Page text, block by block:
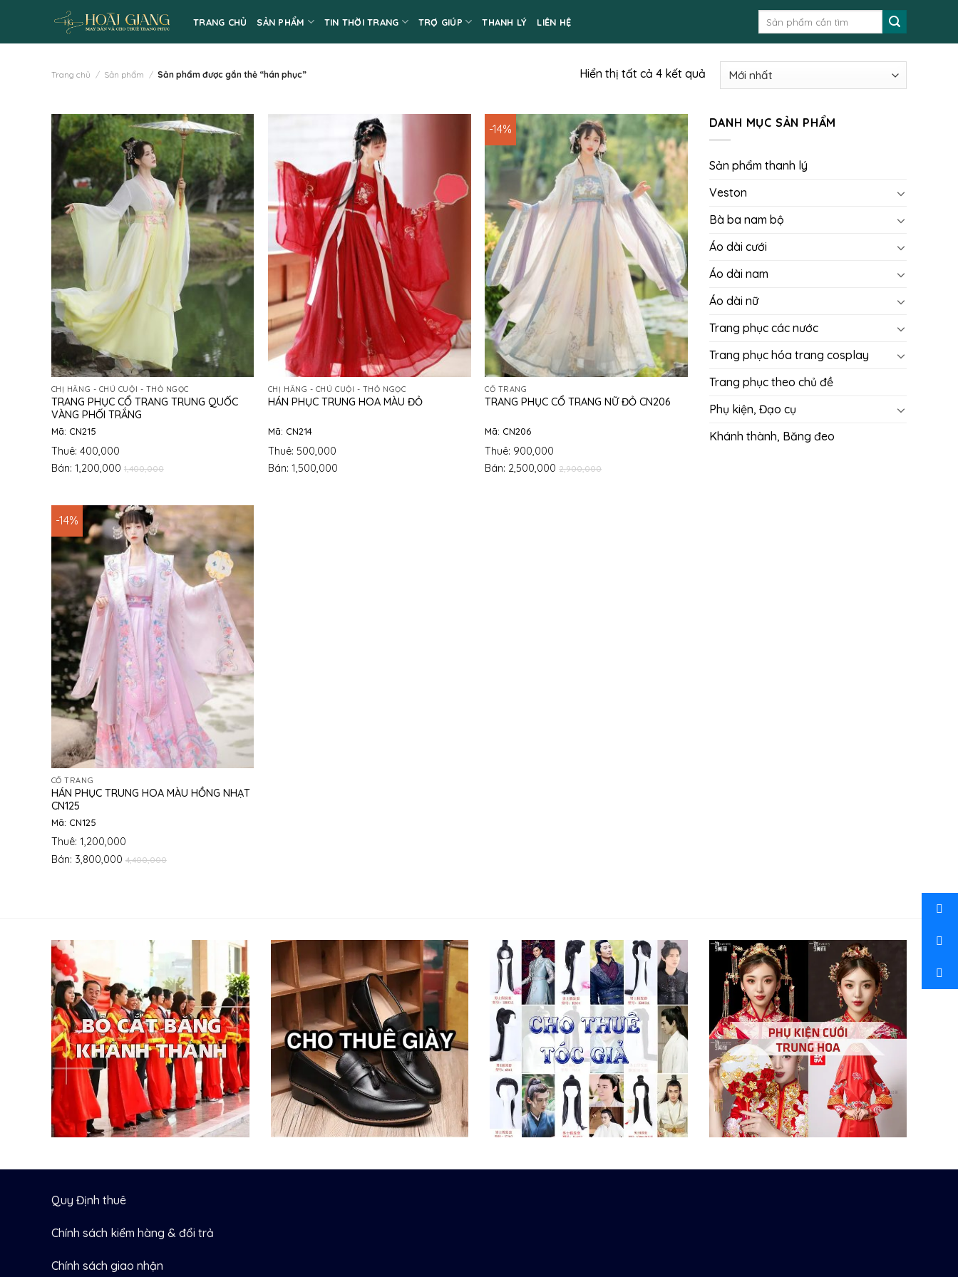
content
TRANG CHỦ SẢN PHẨM TIN THỜI TRANG TRỢ GIÚP THANH LÝ LIÊN HỆ
Trang chủ / Sản phẩm / Sản phẩm được gắn thẻ “hán phục” Hiển thị tất cả 4 kết quả
CHỊ HẰNG - CHÚ CUỘI - THỎ NGỌC
TRANG PHỤC CỔ TRANG TRUNG QUỐC
VÀNG PHỐI TRẮNG
Mã: CN215
Thuê: 400,000
Bán: 1,200,000 1,400,000
CHỊ HẰNG - CHÚ CUỘI - THỎ NGỌC
HÁN PHỤC TRUNG HOA MÀU ĐỎ
Mã: CN214
Thuê: 500,000
Bán: 1,500,000
-14%
CỔ TRANG
TRANG PHỤC CỔ TRANG NỮ ĐỎ CN206
Mã: CN206
Thuê: 900,000
Bán: 2,500,0002,900,000
-14%
CỔ TRANG
HÁN PHỤC TRUNG HOA MÀU HỒNG NHẠT
CN125
Mã: CN125
Thuê: 1,200,000
Bán: 3,800,000 4,400,000
DANH MỤC SẢN PHẨM
Sản phẩm thanh lý
Veston
Bà ba nam bộ
Áo dài cưới
Áo dài nam
Áo dài nữ
Trang phục các nước
Trang phục hóa trang cosplay
Trang phục theo chủ đề
Phụ kiện, Đạo cụ
Khánh thành, Băng đeo
Quy Định thuê
Chính sách kiểm hàng & đổi trả
Chính sách giao nhận